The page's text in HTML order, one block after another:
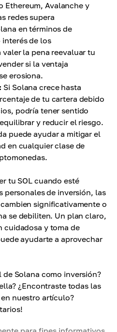
Ethereum, Avalanche y
redes supera
en términos de
de los
la pena reevaluar tu
si la ventaja
erosiona.
Si Solana crece hasta
de tu cartera debido
podría tener sentido
y reducir el riesgo.
puede ayudar a mitigar el
en cualquier clase de
tu SOL cuando esté
personales de inversión, las
significativamente o
se debiliten. Un plan claro,
cuidadosa y toma de
ayudarte a aprovechar
Solana como inversión?
¿Encontraste todas las
nuestro artículo?